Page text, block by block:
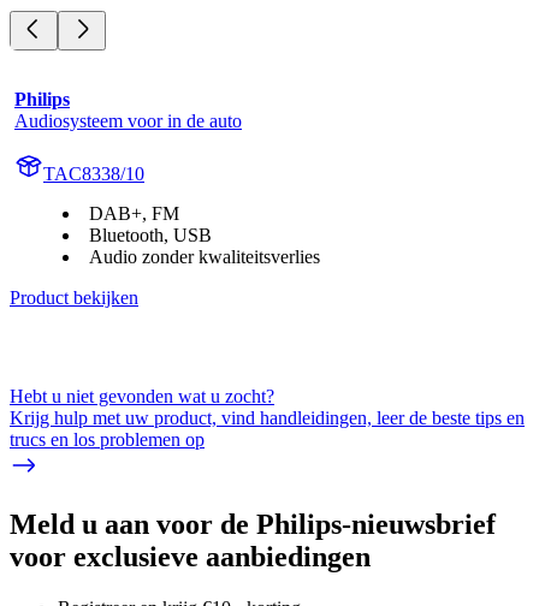
Philips
Audiosysteem voor in de auto
TAC8338/10
DAB+, FM
Bluetooth, USB
Audio zonder kwaliteitsverlies
Product bekijken
Hebt u niet gevonden wat u zocht?
Krijg hulp met uw product, vind handleidingen, leer de beste tips en
trucs en los problemen op
Meld u aan voor de Philips-nieuwsbrief
voor exclusieve aanbiedingen